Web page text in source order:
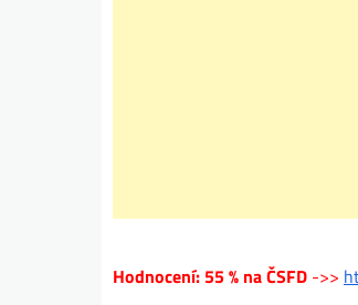
Hodnocení: 55 % na ČSFD ->>